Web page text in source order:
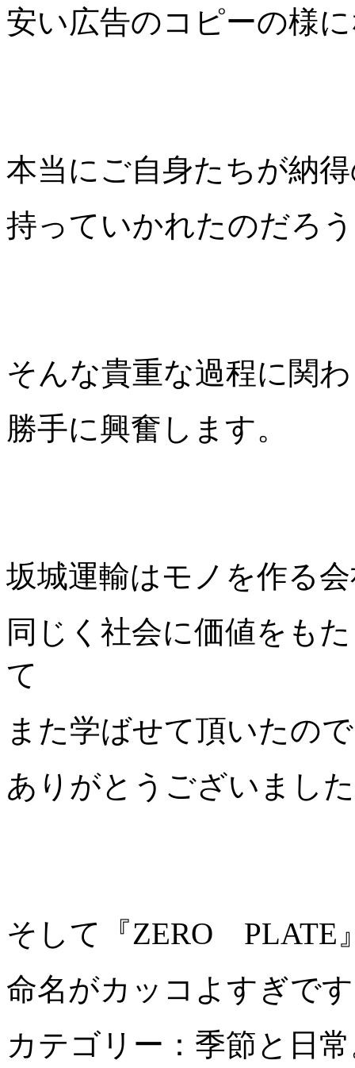
安い広告のコピーの様
本当にご自身たちが納
持っていかれたのだろ
そんな貴重な過程に関
勝手に興奮します。
坂城運輸はモノを作る
同じく社会に価値をも
て
また学ばせて頂いたの
ありがとうございまし
そして『ZERO PLATE
命名がカッコよすぎで
カテゴリー：季節と日